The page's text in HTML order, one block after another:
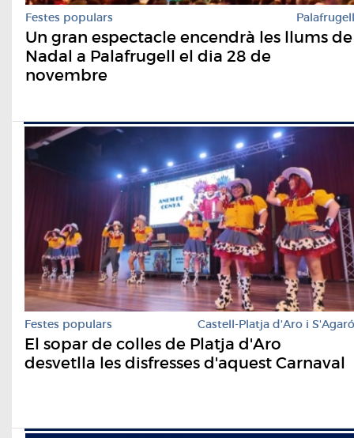
Festes populars Palafrugell
Un gran espectacle encendrà les llums de
Nadal a Palafrugell el dia 28 de
novembre
Festes populars Castell-Platja d'Aro i S'Agaró
El sopar de colles de Platja d'Aro
desvetlla les disfresses d'aquest Carnaval